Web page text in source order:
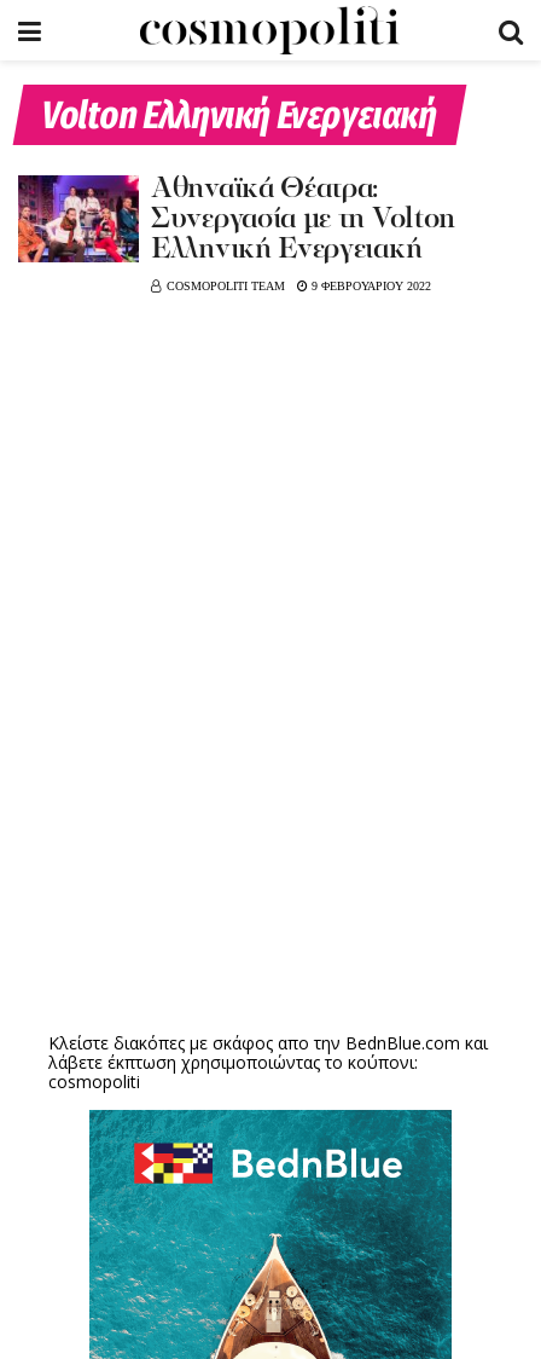
Volton Ελληνική Ενεργειακή
Αθηναϊκά Θέατρα:
Συνεργασία με τη Volton
Ελληνική Ενεργειακή
COSMOPOLITI TEAM 9 ΦΕΒΡΟΥΑΡΙΟΥ 2022
Κλείστε διακόπες με σκάφος απο την BednBlue.com και
λάβετε έκπτωση χρησιμοποιώντας το κούπονι:
cosmopoliti